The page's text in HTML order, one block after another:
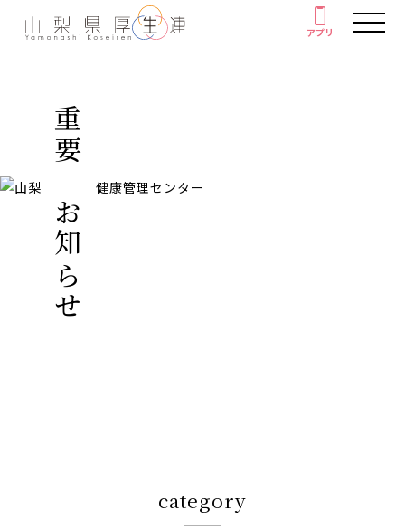
アプリ
アプリ
厚生連の外来診療
がん教育
健康教室
イベント
重要なお知らせ
category